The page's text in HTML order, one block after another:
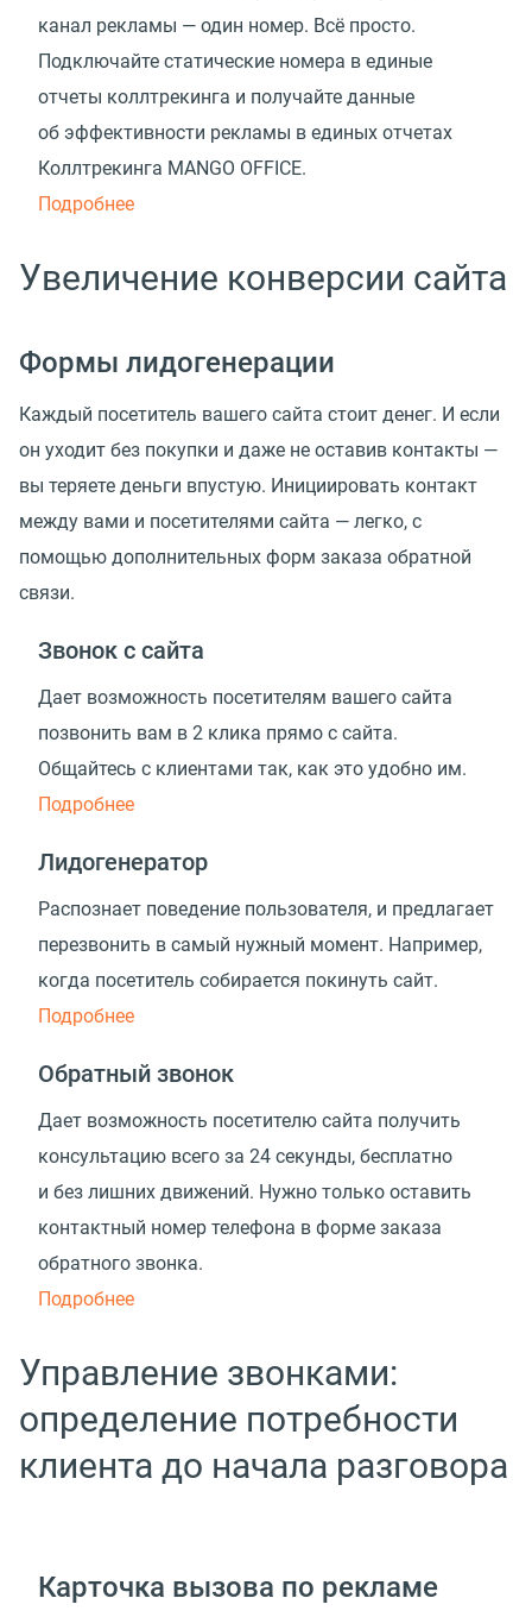
канал рекламы — один номер. Всё просто.
Подключайте статические номера в единые
отчеты коллтрекинга и получайте данные
об эффективности рекламы в единых отчетах
Коллтрекинга MANGO OFFICE.
Подробнее
Увеличение конверсии сайта
Формы лидогенерации
Каждый посетитель вашего сайта стоит денег. И если
он уходит без покупки и даже не оставив контакты —
вы теряете деньги впустую. Инициировать контакт
между вами и посетителями сайта — легко, с
помощью дополнительных форм заказа обратной
связи.
Звонок с сайта
Дает возможность посетителям вашего сайта
позвонить вам в 2 клика прямо с сайта.
Общайтесь с клиентами так, как это удобно им.
Подробнее
Лидогенератор
Распознает поведение пользователя, и предлагает
перезвонить в самый нужный момент. Например,
когда посетитель собирается покинуть сайт.
Подробнее
Обратный звонок
Дает возможность посетителю сайта получить
консультацию всего за 24 секунды, бесплатно
и без лишних движений. Нужно только оставить
контактный номер телефона в форме заказа
обратного звонка.
Подробнее
Управление звонками:
определение потребности
клиента до начала разговора
Карточка вызова по рекламе